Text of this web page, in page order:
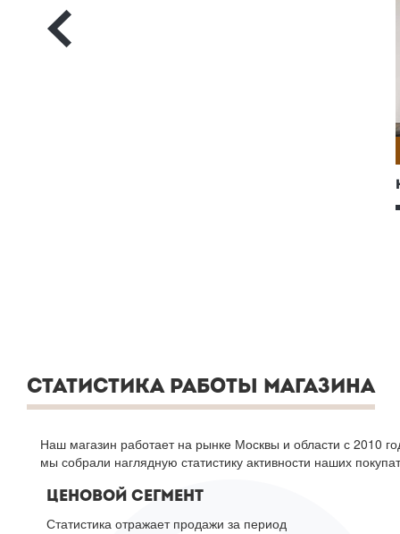
СТАТИСТИКА РАБОТЫ МАГАЗИНА
Наш магазин работает на рынке Москвы и области с 2010
мы собрали наглядную статистику активности наших
ЦЕНОВОЙ СЕГМЕНТ
Статистика отражает продажи за период